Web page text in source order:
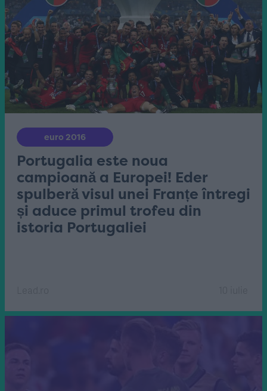
euro 2016
Portugalia este noua
campioană a Europei! Eder
spulberă visul unei Franțe întregi
și aduce primul trofeu din
istoria Portugaliei